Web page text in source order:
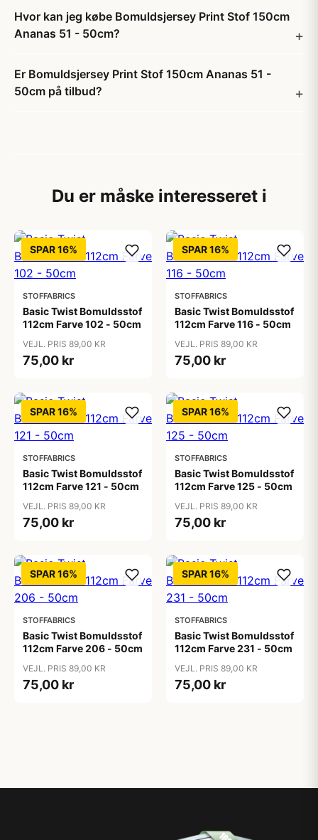
Hvor kan jeg købe Bomuldsjersey Print Stof 150cm
Ananas 51 - 50cm?
Er Bomuldsjersey Print Stof 150cm Ananas 51 -
50cm på tilbud?
Du er måske interesseret i
SPAR 16%
STOFFABRICS
Basic Twist Bomuldsstof
112cm Farve 102 - 50cm
VEJL. PRIS 89,00 KR
75,00 kr
SPAR 16%
STOFFABRICS
Basic Twist Bomuldsstof
112cm Farve 116 - 50cm
VEJL. PRIS 89,00 KR
75,00 kr
SPAR 16%
STOFFABRICS
Basic Twist Bomuldsstof
112cm Farve 121 - 50cm
VEJL. PRIS 89,00 KR
75,00 kr
SPAR 16%
STOFFABRICS
Basic Twist Bomuldsstof
112cm Farve 125 - 50cm
VEJL. PRIS 89,00 KR
75,00 kr
SPAR 16%
STOFFABRICS
Basic Twist Bomuldsstof
112cm Farve 206 - 50cm
VEJL. PRIS 89,00 KR
75,00 kr
SPAR 16%
STOFFABRICS
Basic Twist Bomuldsstof
112cm Farve 231 - 50cm
VEJL. PRIS 89,00 KR
75,00 kr